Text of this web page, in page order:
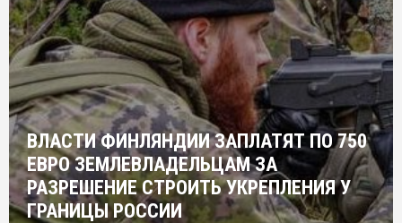
ВЛАСТИ ФИНЛЯНДИИ ЗАПЛАТЯТ ПО 750
ЕВРО ЗЕМЛЕВЛАДЕЛЬЦАМ ЗА
РАЗРЕШЕНИЕ СТРОИТЬ УКРЕПЛЕНИЯ У
ГРАНИЦЫ РОССИИ